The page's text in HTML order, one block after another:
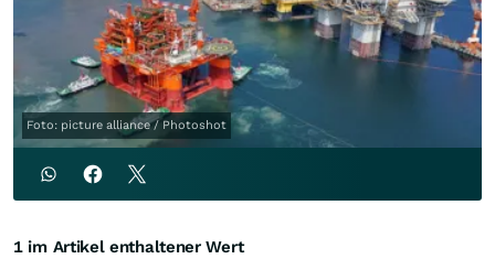
Foto: picture alliance / Photoshot
1 im Artikel enthaltener Wert